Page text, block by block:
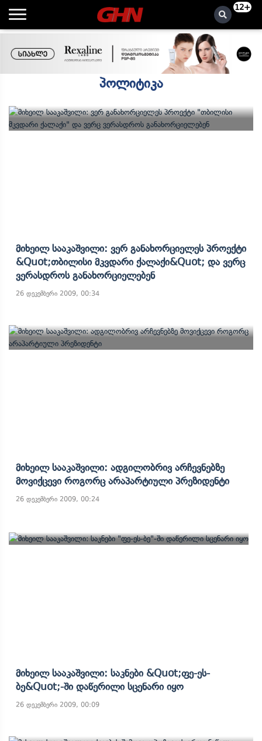
12+
პოლიტიკა
Მიხეილ Სააკაშვილი: Ვერ Განახორციელეს Პროექტი
&quot;თბილისი Მკვდარი Ქალაქი&quot; Და Ვერც
Ვერასდროს Განახორციელებენ
26 დეკემბერი 2009, 00:34
Მიხეილ Სააკაშვილი: Ადგილობრივ Არჩევნებზე
Მოვიქცევი Როგორც Არაპარტიული Პრეზიდენტი
26 დეკემბერი 2009, 00:24
Მიხეილ Სააკაშვილი: Საკნები &quot;ფე-Ეს-
Ბე&quot;-Ში Დაწერილი Სცენარი Იყო
26 დეკემბერი 2009, 00:09